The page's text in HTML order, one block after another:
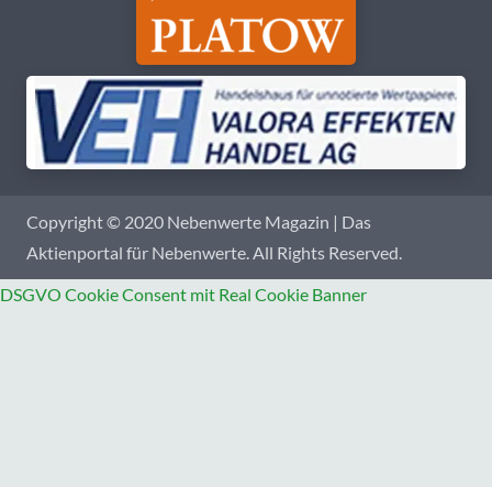
Copyright © 2020 Nebenwerte Magazin | Das
Aktienportal für Nebenwerte. All Rights Reserved.
DSGVO Cookie Consent mit Real Cookie Banner